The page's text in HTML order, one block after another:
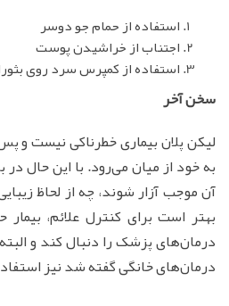
استفاده از حمام جو دوسر
اجتناب از خراشیدن پوست
استفاده از کمپرس سرد روی
سخن آخر
لیکن پلان بیماری خطرناکی نیست و
به خود از میان می‌رود. با این حال
آن موجب آزار شوند، چه از لحاظ
بهتر است برای کنترل علائم،
درمان‌های پزشک را دنبال کند و البته
درمان‌های خانگی گفته شد نیز